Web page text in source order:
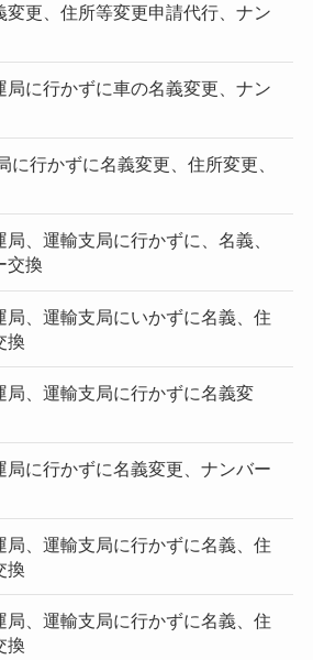
更、住所等変更申請代行、ナン
に行かずに車の名義変更、ナン
に行かずに名義変更、住所変更、
、運輸支局に行かずに、名義、
交換
、運輸支局にいかずに名義、住
換
、運輸支局に行かずに名義変
に行かずに名義変更、ナンバー
、運輸支局に行かずに名義、住
換
、運輸支局に行かずに名義、住
換